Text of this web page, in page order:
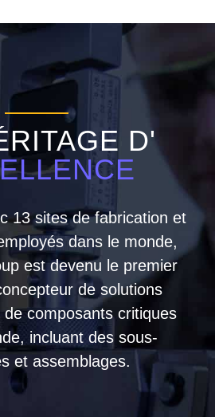
D'
13 sites de fabrication et
dans le monde,
est devenu le premier
de solutions
composants critiques
incluant des sous-
et assemblages.